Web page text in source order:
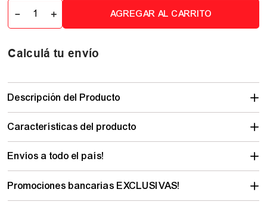
＋
－ AGREGAR AL CARRITO
Calculá tu envío
Descripción del Producto
Características del producto
Envíos a todo el país!
Promociones bancarias EXCLUSIVAS!